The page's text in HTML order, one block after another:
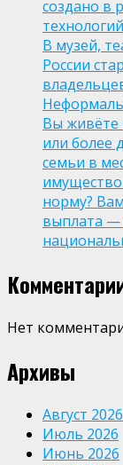
создано в
технологий
В музей,
России
Вы живёте
или более
семьи в
норму?
выплата —
Нет
Архивы
Август 2026
Июль 2026
Июнь 2026